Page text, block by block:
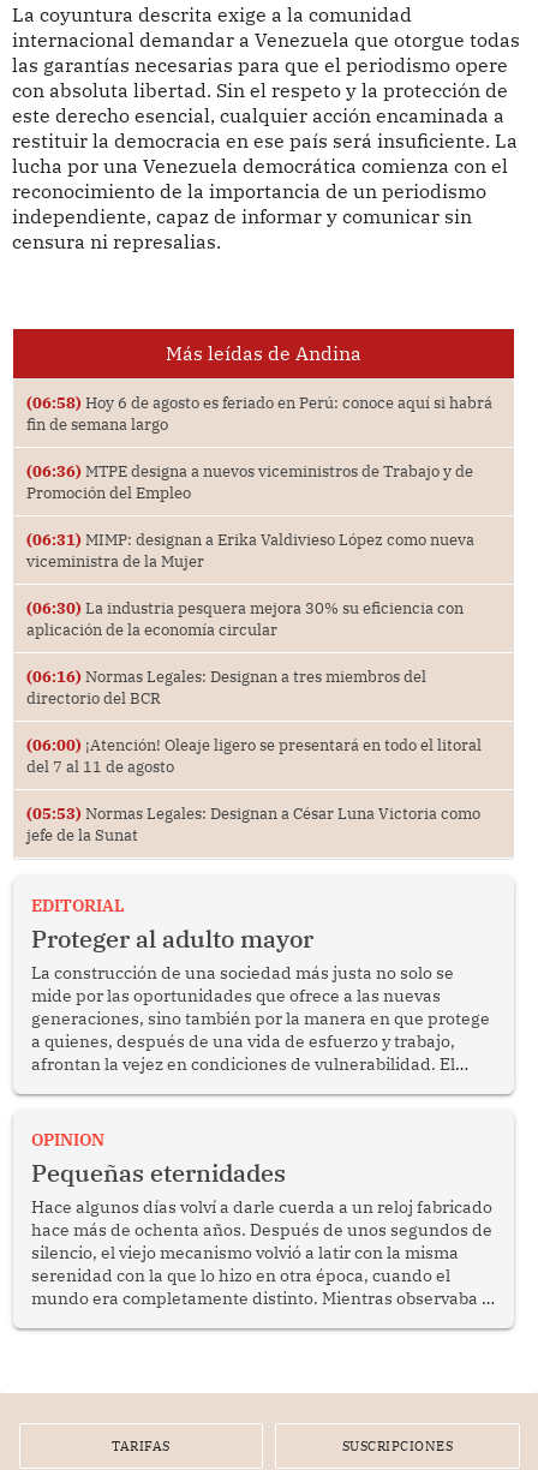
La coyuntura descrita exige a la comunidad
internacional demandar a Venezuela que otorgue todas
las garantías necesarias para que el periodismo opere
con absoluta libertad. Sin el respeto y la protección de
este derecho esencial, cualquier acción encaminada a
restituir la democracia en ese país será insuficiente. La
lucha por una Venezuela democrática comienza con el
reconocimiento de la importancia de un periodismo
independiente, capaz de informar y comunicar sin
censura ni represalias.
Más leídas de Andina
(06:58) Hoy 6 de agosto es feriado en Perú: conoce aquí si habrá
fin de semana largo
(06:36) MTPE designa a nuevos viceministros de Trabajo y de
Promoción del Empleo
(06:31) MIMP: designan a Erika Valdivieso López como nueva
viceministra de la Mujer
(06:30) La industria pesquera mejora 30% su eficiencia con
aplicación de la economía circular
(06:16) Normas Legales: Designan a tres miembros del
directorio del BCR
(06:00) ¡Atención! Oleaje ligero se presentará en todo el litoral
del 7 al 11 de agosto
(05:53) Normas Legales: Designan a César Luna Victoria como
jefe de la Sunat
EDITORIAL
Proteger al adulto mayor
La construcción de una sociedad más justa no solo se
mide por las oportunidades que ofrece a las nuevas
generaciones, sino también por la manera en que protege
a quienes, después de una vida de esfuerzo y trabajo,
afrontan la vejez en condiciones de vulnerabilidad. El
bimestrales el subsidio que reciben los beneficiarios del
reflexionar sobre la importancia de fortalecer las políticas
públicas dirigidas a los adultos mayores en pobreza.
OPINION
Pequeñas eternidades
Hace algunos días volví a darle cuerda a un reloj fabricado
hace más de ochenta años. Después de unos segundos de
silencio, el viejo mecanismo volvió a latir con la misma
serenidad con la que lo hizo en otra época, cuando el
mundo era completamente distinto. Mientras observaba el
TARIFAS SUSCRIPCIONES